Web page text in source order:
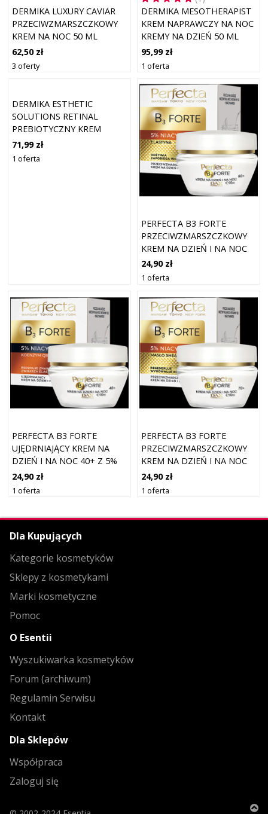
DERMIKA LUXURY CAVIAR
PRZECIWZMARSZCZKOWY
KREM NA NOC 50 ML
62,50 zł
3 oferty
DERMIKA MESOTHERAPIST
KREM NAPRAWCZY NA NOC
KREMY NA DZIEŃ 50 ML
95,99 zł
1 oferta
DERMIKA ESTHETIC
SOLUTIONS RETINAL
PREBIOTYCZNY KREM
PRZECIWZMARSZCZKOWY
NA NOC KREMY DO
71,99 zł
1 oferta
PERFECTA B3 FORTE
PRZECIWZMARSZCZKOWY
KREM NA DZIEŃ I NA NOC
60+ Z 5% NIACYNAMIDEM
24,90 zł
1 oferta
PERFECTA B3 FORTE
UJĘDRNIAJĄCY KREM NA
DZIEŃ I NA NOC 40+ Z 5%
NIACYNAMIDEM
24,90 zł
1 oferta
PERFECTA B3 FORTE
PRZECIWZMARSZCZKOWY
KREM NA DZIEŃ I NA NOC
70+ Z 5% NIACYNAMIDEM
24,90 zł
1 oferta
Dla Kupujących
Kategorie kosmetyków
Sklepy z kosmetykami
Marki kosmetyczne
Pomoc
O Esentii
Wyszukiwarka kosmetyków
Forum (archiwum)
Regulamin Serwisu
Kontakt
Dla Sklepów
Współpraca
Zaloguj się